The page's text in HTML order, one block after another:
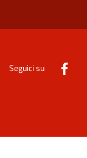
Seguici su